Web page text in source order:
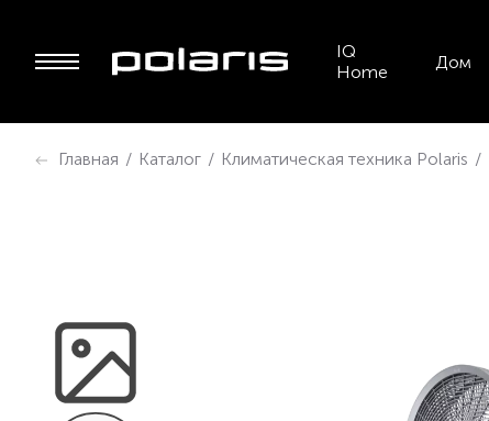
IQ
Home
Дом
Главная / Каталог / Климатическая техника Polaris /